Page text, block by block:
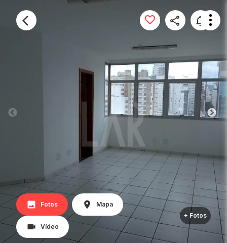
Fotos Mapa
Vídeo
+ Fotos